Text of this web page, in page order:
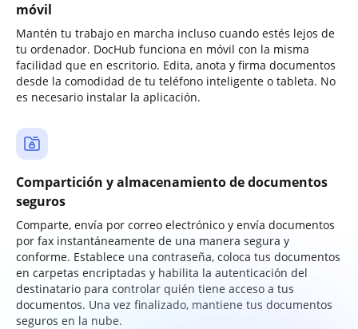
móvil
Mantén tu trabajo en marcha incluso cuando estés lejos de
tu ordenador. DocHub funciona en móvil con la misma
facilidad que en escritorio. Edita, anota y firma documentos
desde la comodidad de tu teléfono inteligente o tableta. No
es necesario instalar la aplicación.
Compartición y almacenamiento de documentos
seguros
Comparte, envía por correo electrónico y envía documentos
por fax instantáneamente de una manera segura y
conforme. Establece una contraseña, coloca tus documentos
en carpetas encriptadas y habilita la autenticación del
destinatario para controlar quién tiene acceso a tus
documentos. Una vez finalizado, mantiene tus documentos
seguros en la nube.